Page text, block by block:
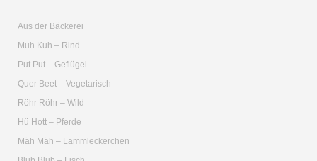
Aus der Bäckerei
Muh Kuh – Rind
Put Put – Geflügel
Quer Beet – Vegetarisch
Röhr Röhr – Wild
Hü Hott – Pferde
Mäh Mäh – Lammleckerchen